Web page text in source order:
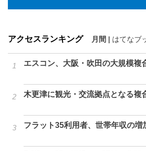
アクセスランキング 月間 | はてなブ
エスコン、大阪・吹田の大規模複
木更津に観光・交流拠点となる複
フラット35利用者、世帯年収の増